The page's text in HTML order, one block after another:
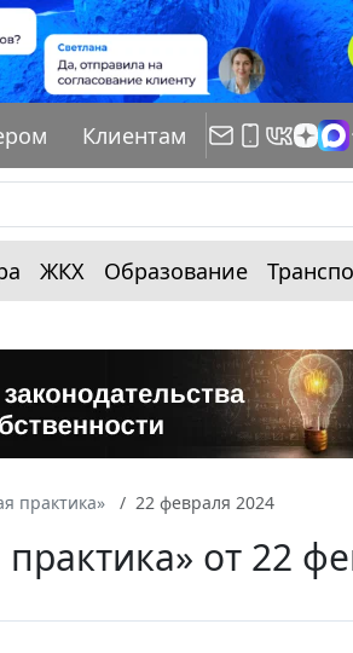
Клиентам
ЖКХ Образование
практика» 22 февраля 2024
от 22